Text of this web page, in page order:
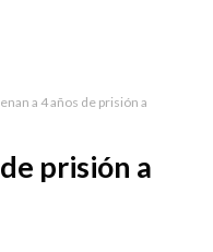
a 4 años de prisión a
prisión a